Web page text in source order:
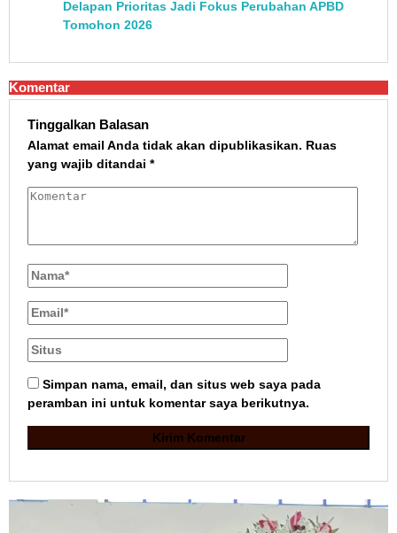
Delapan Prioritas Jadi Fokus Perubahan APBD
Tomohon 2026
Komentar
Tinggalkan Balasan
Alamat email Anda tidak akan dipublikasikan. Ruas
yang wajib ditandai *
Simpan nama, email, dan situs web saya pada
peramban ini untuk komentar saya berikutnya.